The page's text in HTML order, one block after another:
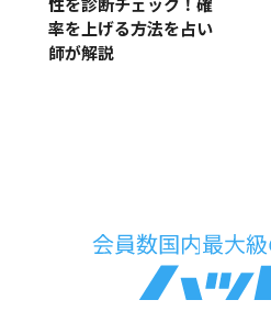
性を診断チェック！確
率を上げる方法を占い
師が解説